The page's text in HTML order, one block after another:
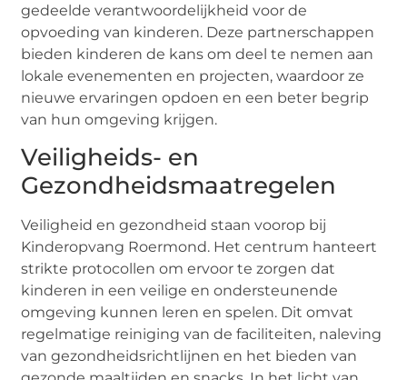
gedeelde verantwoordelijkheid voor de
opvoeding van kinderen. Deze partnerschappen
bieden kinderen de kans om deel te nemen aan
lokale evenementen en projecten, waardoor ze
nieuwe ervaringen opdoen en een beter begrip
van hun omgeving krijgen.
Veiligheids- en
Gezondheidsmaatregelen
Veiligheid en gezondheid staan voorop bij
Kinderopvang Roermond. Het centrum hanteert
strikte protocollen om ervoor te zorgen dat
kinderen in een veilige en ondersteunende
omgeving kunnen leren en spelen. Dit omvat
regelmatige reiniging van de faciliteiten, naleving
van gezondheidsrichtlijnen en het bieden van